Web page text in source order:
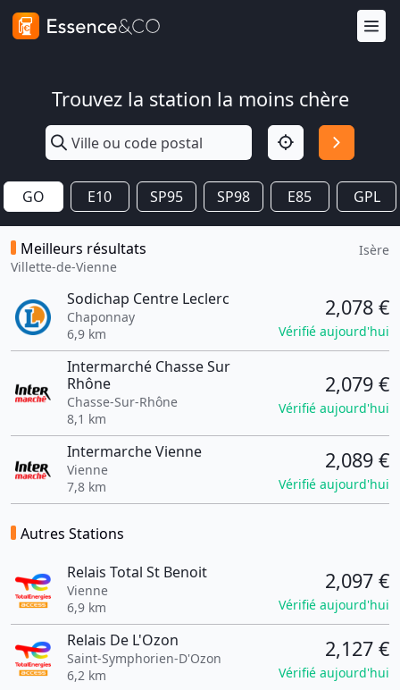
Trouvez la station la moins chère
GO E10 SP95 SP98 E85 GPL
Meilleurs résultats
Villette-de-Vienne
Isère
Sodichap Centre Leclerc
Chaponnay
6,9 km
2,078 €
Vérifié aujourd'hui
Intermarché Chasse Sur
Rhône
Chasse-Sur-Rhône
8,1 km
2,079 €
Vérifié aujourd'hui
Intermarche Vienne
Vienne
7,8 km
2,089 €
Vérifié aujourd'hui
Autres Stations
Relais Total St Benoit
Vienne
6,9 km
2,097 €
Vérifié aujourd'hui
Relais De L'Ozon
Saint-Symphorien-D'Ozon
6,2 km
2,127 €
Vérifié aujourd'hui